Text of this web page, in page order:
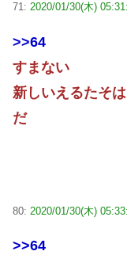
71: 2020/01/30(木)
>>64
すまない
新しいえるたそ
だ
80: 2020/01/30(木)
>>64